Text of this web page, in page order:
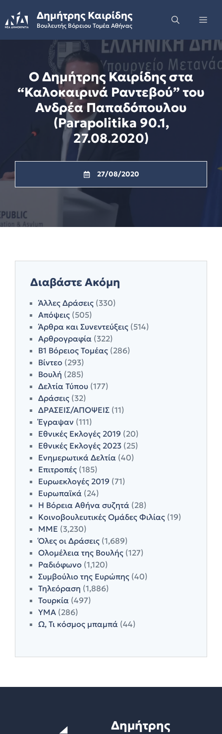
to
content
Δημήτρης Καιρίδης
Βουλευτής Βόρειου Τομέα Αθήνας
Ο Δημήτρης Καιρίδης στα
“Καλοκαιρινά Ραντεβού” του
Ανδρέα Παπαδόπουλου
(Parapolitika 90.1,
27.08.2020)
27/08/2020
Διαβάστε Ακόμη
Άλλες Δράσεις (330)
Απόψεις (505)
Άρθρα και Συνεντεύξεις (514)
Αρθρογραφία (322)
Β1 Βόρειος Τομέας (286)
Βίντεο (293)
Βουλή (285)
Δελτία Τύπου (177)
Δράσεις (32)
ΔΡΑΣΕΙΣ/ΑΠΟΨΕΙΣ (11)
Έγραψαν (111)
Εθνικές Εκλογές 2019 (20)
Εθνικές Εκλογές 2023 (25)
Ενημερωτικά Δελτία (40)
Επιτροπές (185)
Ευρωεκλογές 2019 (71)
Ευρωπαϊκά (24)
Η Βόρεια Αθήνα συζητά (28)
Κοινοβουλευτικές Ομάδες Φιλίας (19)
ΜΜΕ (3,230)
Όλες οι Δράσεις (1,689)
Ολομέλεια της Βουλής (127)
Ραδιόφωνο (1,120)
Συμβούλιο της Ευρώπης (40)
Τηλεόραση (1,886)
Τουρκία (497)
ΥΜΑ (286)
Ω, Τι κόσμος μπαμπά (44)
Δημήτρης